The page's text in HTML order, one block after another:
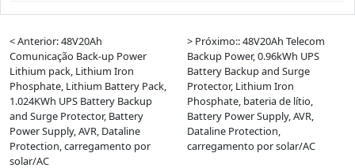
< Anterior: 48V20Ah
Comunicação Back-up Power
Lithium pack, Lithium Iron
Phosphate, Lithium Battery Pack,
1.024KWh UPS Battery Backup
and Surge Protector, Battery
Power Supply, AVR, Dataline
Protection, carregamento por
solar/AC
> Próximo:: 48V20Ah Telecom
Backup Power, 0.96kWh UPS
Battery Backup and Surge
Protector, Lithium Iron
Phosphate, bateria de lítio,
Battery Power Supply, AVR,
Dataline Protection,
carregamento por solar/AC